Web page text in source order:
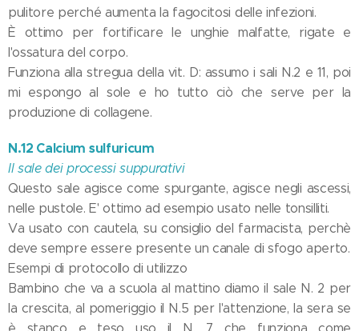
pulitore perché aumenta la fagocitosi delle infezioni.
È ottimo per fortificare le unghie malfatte, rigate e
l'ossatura del corpo.
Funziona alla stregua della vit. D: assumo i sali N.2 e 11, poi
mi espongo al sole e ho tutto ciò che serve per la
produzione di collagene.
N.12 Calcium sulfuricum
Il sale dei processi suppurativi
Questo sale agisce come spurgante, agisce negli ascessi,
nelle pustole. E' ottimo ad esempio usato nelle tonsilliti.
Va usato con cautela, su consiglio del farmacista, perchè
deve sempre essere presente un canale di sfogo aperto.
Esempi di protocollo di utilizzo
Bambino che va a scuola al mattino diamo il sale N. 2 per
la crescita, al pomeriggio il N.5 per l'attenzione, la sera se